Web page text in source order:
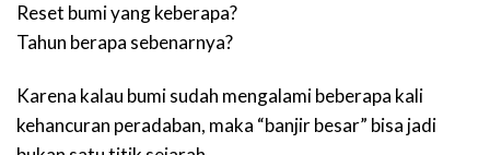
Reset bumi yang keberapa?
Tahun berapa sebenarnya?
Karena kalau bumi sudah mengalami beberapa kali
kehancuran peradaban, maka “banjir besar” bisa jadi